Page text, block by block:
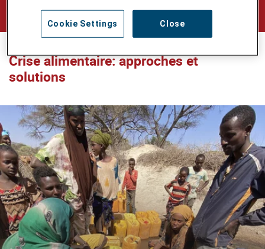
Crise alimentaire: approches et
solutions
Close
Cookie Settings